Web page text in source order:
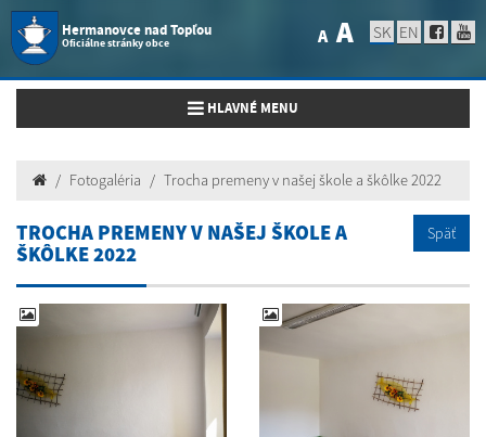
Hermanovce nad Topľou
Oficiálne stránky obce A A SK EN
Toggle navigation
HLAVNÉ MENU
Fotogaléria Trocha premeny v našej škole a škôlke 2022
TROCHA PREMENY V NAŠEJ ŠKOLE A
ŠKÔLKE 2022
Späť